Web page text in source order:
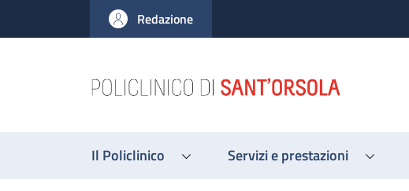
al contenuto principale
to footer content
Redazione
Il Policlinico Servizi e prestazioni